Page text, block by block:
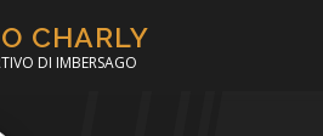
CHARLY
DI IMBERSAGO